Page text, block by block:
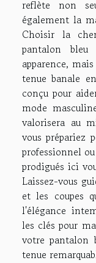
reflète non
également la
Choisir la
pantalon
apparence,
tenue banale
conçu pour
mode
valorisera au
vous prépariez
professionnel
prodigués ici
Laissez-vous
et les coupes
l'élégance
les clés pour
votre pantalon
tenue